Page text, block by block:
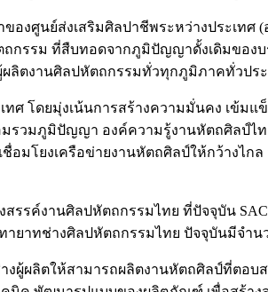
ศูนย์ส่งเสริมศิลปาชีพระหว่างประเทศ
รรม ที่สืบทอดจากภูมิปัญญาดั้งเดิมของ
ผลิตงานศิลปหัตถกรรมทั่วทุกภูมิภาคทั่วปร
โดยมุ่งเน้นการสร้างความมั่นคง เข้มแ
รวมภูมิปัญญา องค์ความรู้งานหัตถศิลป์ไ
โยงเครือข่ายงานหัตถศิลป์ให้กว้างไกล
รค์งานศิลปหัตถกรรมไทย ที่ปัจจุบัน
ยาทช่างศิลปหัตถกรรมไทย ปัจจุบันมีจำน
ผู้ผลิตให้สามารถผลิตงานหัตถศิลป์ที่ตอบ